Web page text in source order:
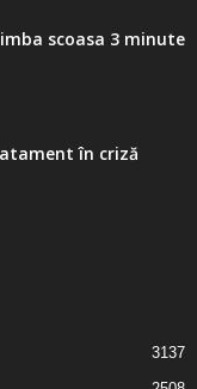
scoasa 3 minute
în criză
3137